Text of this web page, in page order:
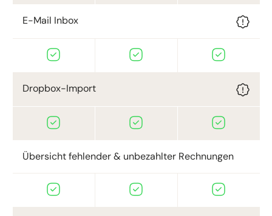
E-Mail Inbox
Dropbox-Import
Übersicht fehlender & unbezahlter Rechnungen